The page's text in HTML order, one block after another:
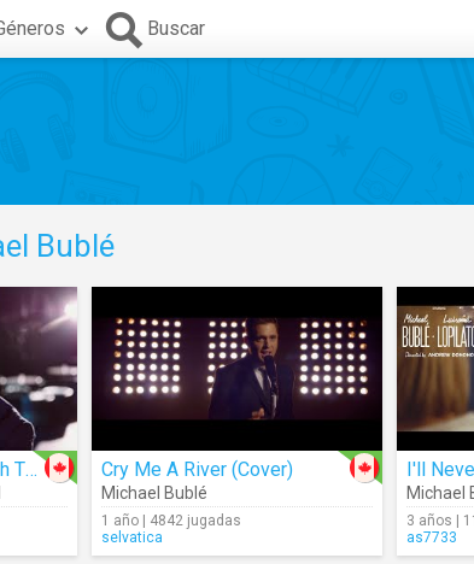
Buscar
Bublé
Help Me Make It Through The Night (Audio) Cry Me A River (Cover)
Michael Bublé
1 año | 4842 jugadas
selvatica
I'll
Michael
3 años |
as7733